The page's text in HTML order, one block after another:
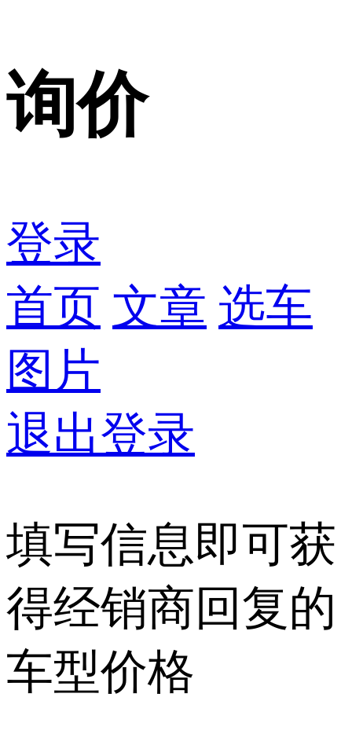
询价
登录
首页 文章 选车
图片
退出登录
填写信息即可获
得经销商回复的
车型价格